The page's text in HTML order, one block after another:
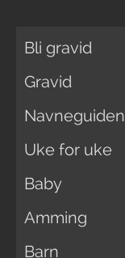
Bli gravid
Gravid
Navneguiden
Uke for uke
Baby
Amming
Barn